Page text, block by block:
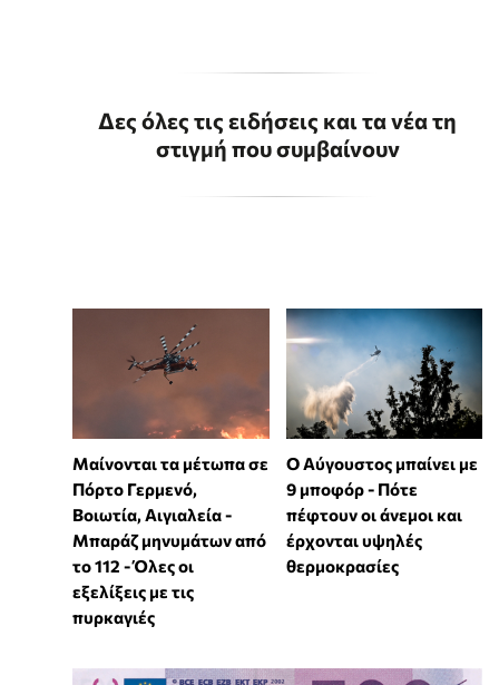
Δες όλες τις ειδήσεις και τα νέα τη
στιγμή που συμβαίνουν
Μαίνονται τα μέτωπα σε
Πόρτο Γερμενό,
Βοιωτία, Αιγιαλεία -
Μπαράζ μηνυμάτων από
το 112 - Όλες οι
εξελίξεις με τις
πυρκαγιές
Ο Αύγουστος μπαίνει με
9 μποφόρ - Πότε
πέφτουν οι άνεμοι και
έρχονται υψηλές
θερμοκρασίες